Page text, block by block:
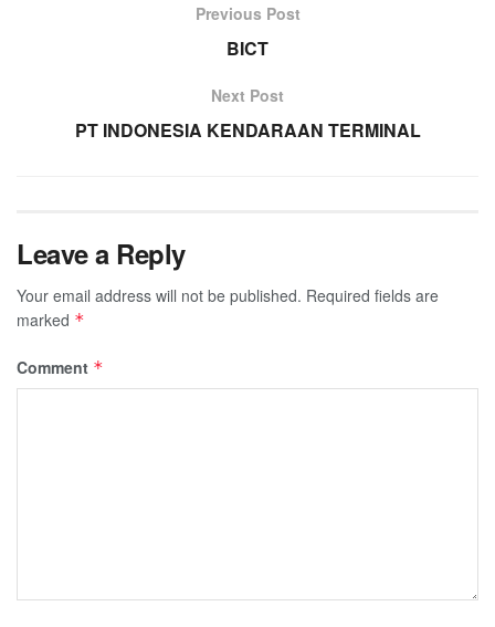
Previous Post
BICT
Next Post
PT INDONESIA KENDARAAN TERMINAL
Leave a Reply
Your email address will not be published. Required fields are
marked *
Comment *